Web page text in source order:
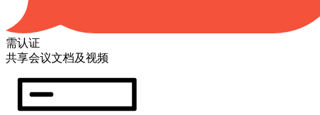
需认证
共享会议文档及视频